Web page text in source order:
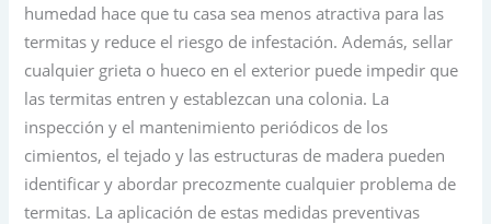
humedad hace que tu casa sea menos atractiva para las
termitas y reduce el riesgo de infestación. Además, sellar
cualquier grieta o hueco en el exterior puede impedir que
las termitas entren y establezcan una colonia. La
inspección y el mantenimiento periódicos de los
cimientos, el tejado y las estructuras de madera pueden
identificar y abordar precozmente cualquier problema de
termitas. La aplicación de estas medidas preventivas